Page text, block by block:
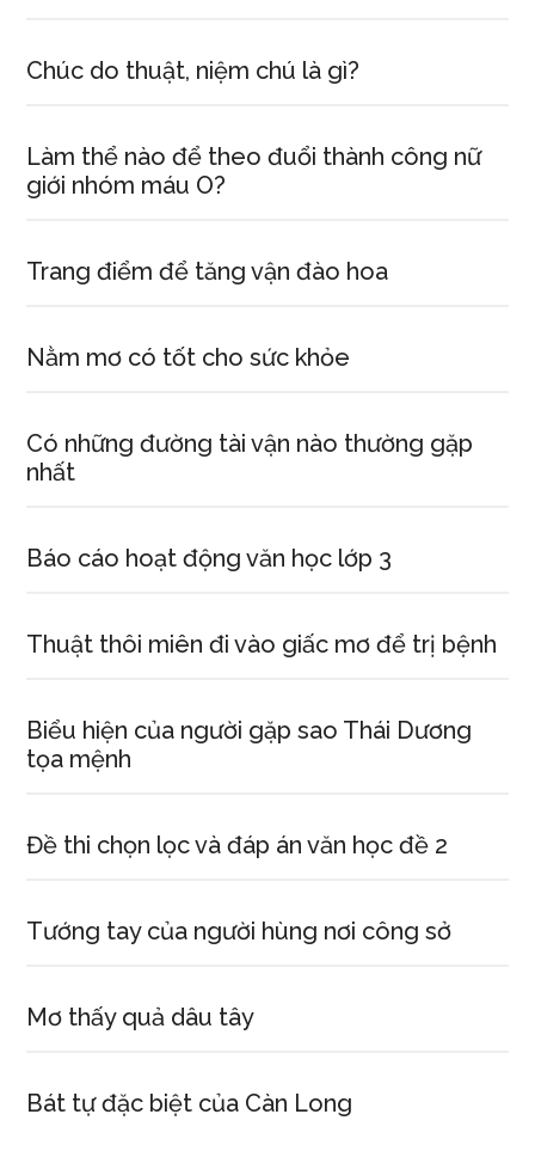
Chúc do thuật, niệm chú là gì?
Làm thể nào để theo đuổi thành công nữ
giới nhóm máu O?
Trang điểm để tăng vận đào hoa
Nằm mơ có tốt cho sức khỏe
Có những đường tài vận nào thường gặp
nhất
Báo cáo hoạt động văn học lớp 3
Thuật thôi miên đi vào giấc mơ để trị bệnh
Biểu hiện của người gặp sao Thái Dương
tọa mệnh
Đề thi chọn lọc và đáp án văn học đề 2
Tướng tay của người hùng nơi công sở
Mơ thấy quả dâu tây
Bát tự đặc biệt của Càn Long